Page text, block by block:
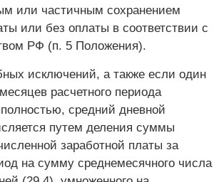
или частичным сохранением
или без оплаты в соответствии с
РФ (п. 5 Положения).
исключений, а также если один
расчетного периода
средний дневной
путем деления суммы
заработной платы за
на сумму среднемесячного числа